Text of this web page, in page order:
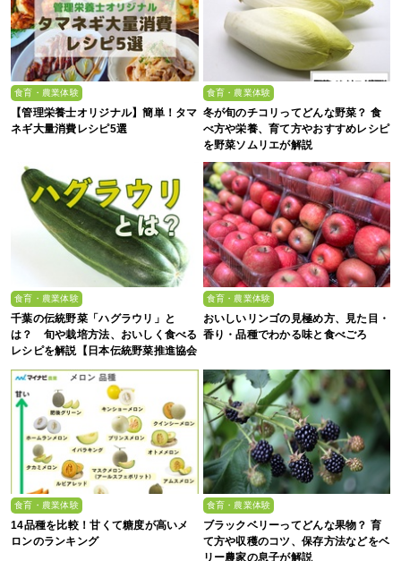
食育・農業体験
【管理栄養士オリジナル】簡単！タマ
ネギ大量消費レシピ5選
食育・農業体験
冬が旬のチコリってどんな野菜？ 食
べ方や栄養、育て方やおすすめレシピ
を野菜ソムリエが解説
食育・農業体験
千葉の伝統野菜「ハグラウリ」と
は？ 旬や栽培方法、おいしく食べる
レシピを解説【日本伝統野菜推進協会
食育・農業体験
おいしいリンゴの見極め方、見た目・
香り・品種でわかる味と食べごろ
食育・農業体験
14品種を比較！甘くて糖度が高いメ
ロンのランキング
食育・農業体験
ブラックベリーってどんな果物？ 育
て方や収穫のコツ、保存方法などをベ
リー農家の息子が解説